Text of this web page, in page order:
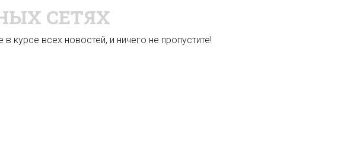
СЕТЯХ
курсе всех новостей, и ничего не пропустите!